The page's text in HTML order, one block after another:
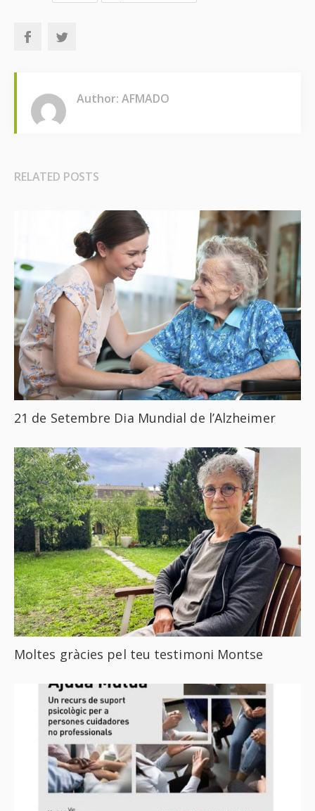
Author: AFMADO
RELATED POSTS
21 de Setembre Dia Mundial de l’Alzheimer
Moltes gràcies pel teu testimoni Montse